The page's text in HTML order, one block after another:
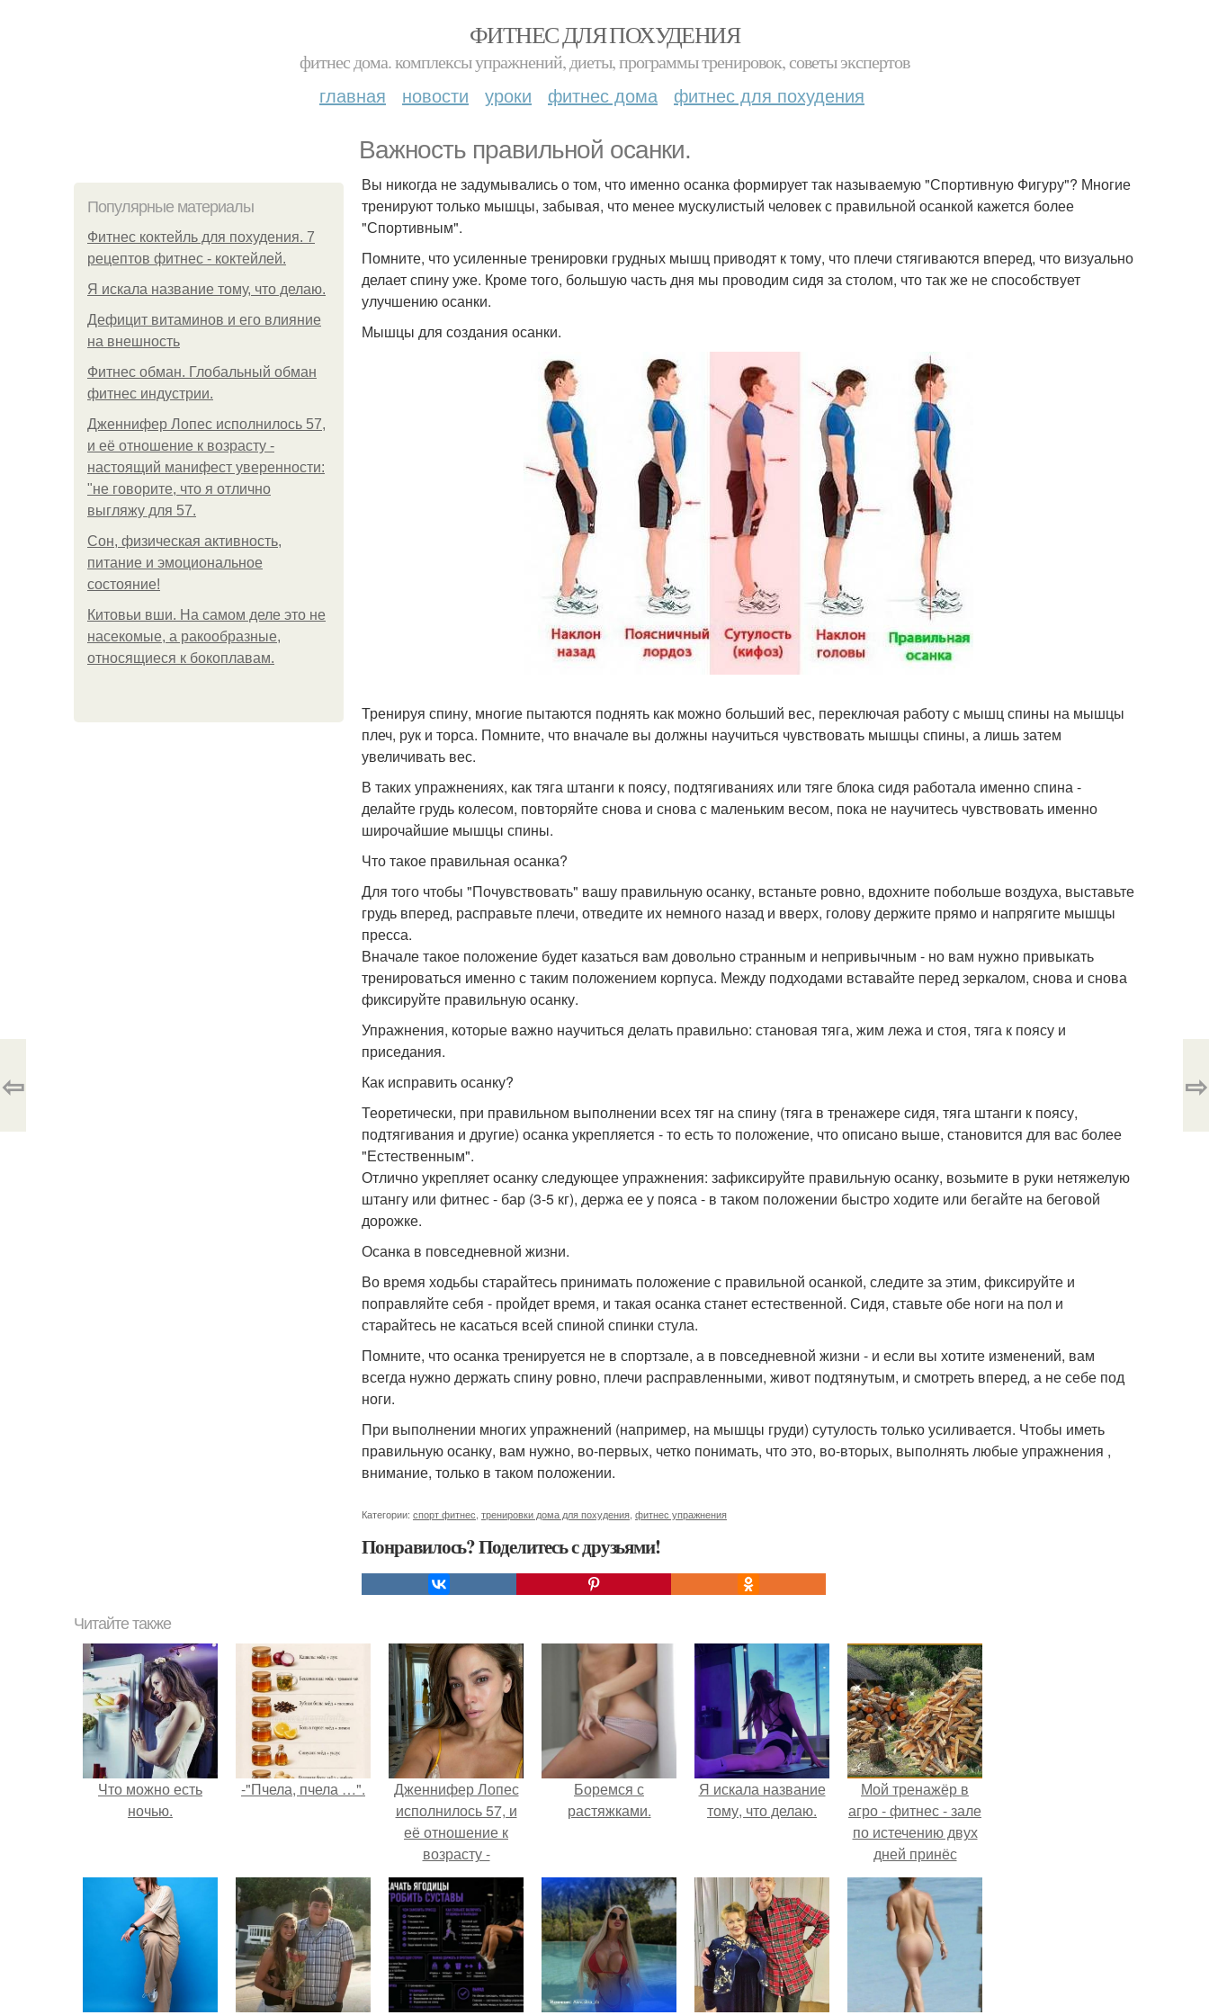
ФИТНЕС ДЛЯ ПОХУДЕНИЯ
фитнес дома. комплексы упражнений, диеты, программы тренировок, советы экспертов
главная новости уроки фитнес дома фитнес для похудения
Важность правильной осанки.
Популярные материалы
Фитнес коктейль для похудения. 7
рецептов фитнес - коктейлей.
Я искала название тому, что делаю.
Дефицит витаминов и его влияние
на внешность
Фитнес обман. Глобальный обман
фитнес индустрии.
Дженнифер Лопес исполнилось 57,
и её отношение к возрасту -
настоящий манифест уверенности:
"не говорите, что я отлично
выгляжу для 57.
Сон, физическая активность,
питание и эмоциональное
состояние!
Китовьи вши. На самом деле это не
насекомые, а ракообразные,
относящиеся к бокоплавам.
Вы никогда не задумывались о том, что именно осанка формирует так называемую "Спортивную Фигуру"? Многие
тренируют только мышцы, забывая, что менее мускулистый человек с правильной осанкой кажется более
"Спортивным".
Помните, что усиленные тренировки грудных мышц приводят к тому, что плечи стягиваются вперед, что визуально
делает спину уже. Кроме того, большую часть дня мы проводим сидя за столом, что так же не способствует
улучшению осанки.
Мышцы для создания осанки.
Тренируя спину, многие пытаются поднять как можно больший вес, переключая работу с мышц спины на мышцы
плеч, рук и торса. Помните, что вначале вы должны научиться чувствовать мышцы спины, а лишь затем
увеличивать вес.
В таких упражнениях, как тяга штанги к поясу, подтягиваниях или тяге блока сидя работала именно спина -
делайте грудь колесом, повторяйте снова и снова с маленьким весом, пока не научитесь чувствовать именно
широчайшие мышцы спины.
Что такое правильная осанка?
Для того чтобы "Почувствовать" вашу правильную осанку, встаньте ровно, вдохните побольше воздуха, выставьте
грудь вперед, расправьте плечи, отведите их немного назад и вверх, голову держите прямо и напрягите мышцы
пресса.
Вначале такое положение будет казаться вам довольно странным и непривычным - но вам нужно привыкать
тренироваться именно с таким положением корпуса. Между подходами вставайте перед зеркалом, снова и снова
фиксируйте правильную осанку.
Упражнения, которые важно научиться делать правильно: становая тяга, жим лежа и стоя, тяга к поясу и
приседания.
Как исправить осанку?
Теоретически, при правильном выполнении всех тяг на спину (тяга в тренажере сидя, тяга штанги к поясу,
подтягивания и другие) осанка укрепляется - то есть то положение, что описано выше, становится для вас более
"Естественным".
Отлично укрепляет осанку следующее упражнения: зафиксируйте правильную осанку, возьмите в руки нетяжелую
штангу или фитнес - бар (3-5 кг), держа ее у пояса - в таком положении быстро ходите или бегайте на беговой
дорожке.
Осанка в повседневной жизни.
Во время ходьбы старайтесь принимать положение с правильной осанкой, следите за этим, фиксируйте и
поправляйте себя - пройдет время, и такая осанка станет естественной. Сидя, ставьте обе ноги на пол и
старайтесь не касаться всей спиной спинки стула.
Помните, что осанка тренируется не в спортзале, а в повседневной жизни - и если вы хотите изменений, вам
всегда нужно держать спину ровно, плечи расправленными, живот подтянутым, и смотреть вперед, а не себе под
ноги.
При выполнении многих упражнений (например, на мышцы груди) сутулость только усиливается. Чтобы иметь
правильную осанку, вам нужно, во-первых, четко понимать, что это, во-вторых, выполнять любые упражнения ,
внимание, только в таком положении.
Категории: спорт фитнес тренировки дома для похудения фитнес упражнения
Понравилось? Поделитесь с друзьями!
⇦ ⇨
Читайте также
Что можно есть
ночью.
-"Пчела, пчела …".
Дженнифер Лопес
исполнилось 57, и
её отношение к
возрасту -
настоящий
манифест
уверенности: "не
говорите, что я
отлично выгляжу
для 57.
Боремся с
растяжками.
Я искала название
тому, что делаю.
Мой тренажёр в
агро - фитнес - зале
по истечению двух
дней принёс
ощутимый
результат.